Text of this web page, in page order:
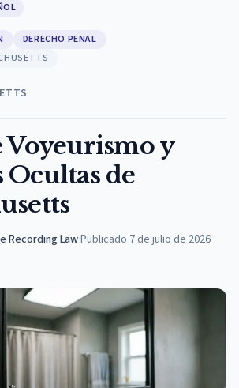
DERECHO PENAL
Voyeurismo y
Ocultas de
Recording Law·Publicado 7 de julio de 2026